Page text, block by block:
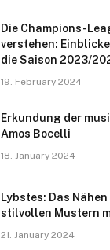
Die Champions-
verstehen:
die Saison 2023/
19. February 2024
Erkundung der
Amos Bocelli
18. January 2024
Lybstes: Das
stilvollen Mustern
21. January 2024